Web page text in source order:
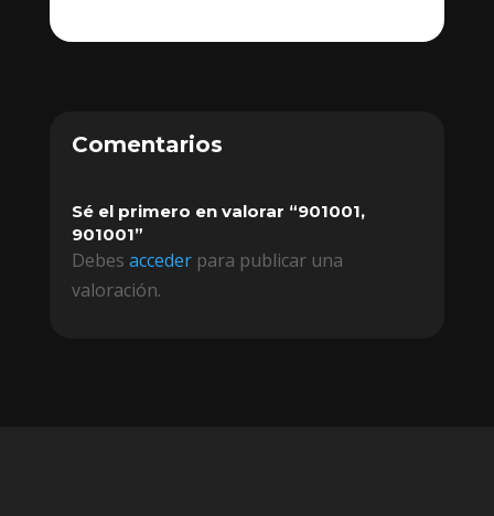
Comentarios
Sé el primero en valorar “901001,
901001”
Debes accederpara publicar una
valoración.